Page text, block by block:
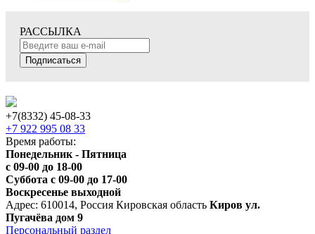
РАССЫЛКА
Подписаться
+7(8332) 45-08-33
+7 922 995 08 33
Время работы:
Понедельник - Пятница
с 09-00 до 18-00
Суббота с 09-00 до 17-00
Воскресенье выходной
Адрес: 610014, Россия Кировская область Киров ул.
Пугачёва дом 9
Персональный раздел